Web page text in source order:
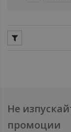
Не
промоции